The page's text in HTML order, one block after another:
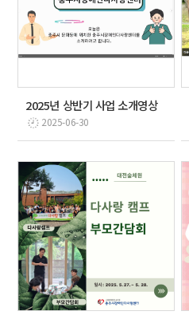
2025년 상반기 사업 소개영상
2025-06-30